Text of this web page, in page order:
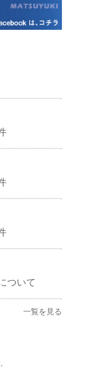
ついて
一覧を見る